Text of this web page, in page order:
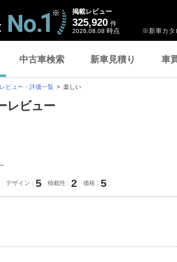
※新車カタ
掲載レビュー
325,920 件
2026.08.08 時点
中古車検索 新車見積り 車
ビュー・評価一覧 楽しい
レビュー
デザイン 5 積載性 2 価格 5